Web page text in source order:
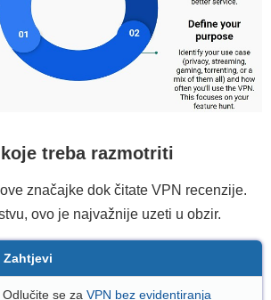
treba razmotriti
značajke dok čitate VPN recenzije.
ovo je najvažnije uzeti u obzir.
Zahtjevi
Odlučite se za VPN bez evidentiranja